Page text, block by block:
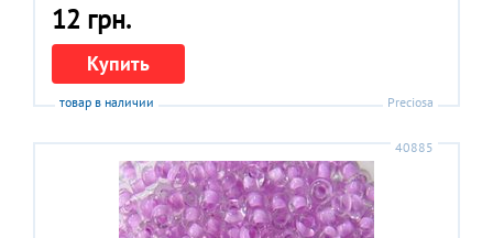
12 грн.
Купить
товар в наличии Preciosa
40885